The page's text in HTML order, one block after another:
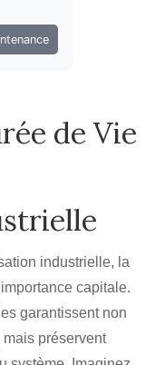
de Vie
industrielle, la
capitale.
garantissent non
préservent